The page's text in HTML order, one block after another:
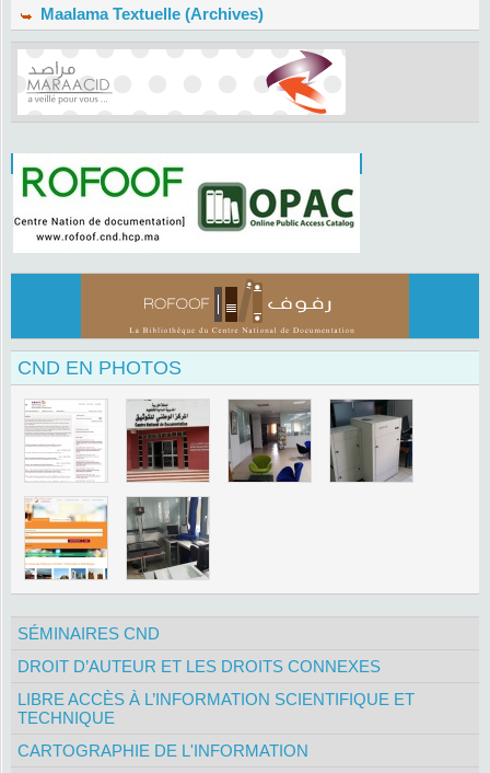
Maalama Textuelle (Archives)
CND EN PHOTOS
SÉMINAIRES CND
DROIT D’AUTEUR ET LES DROITS CONNEXES
LIBRE ACCÈS À L’INFORMATION SCIENTIFIQUE ET
TECHNIQUE
CARTOGRAPHIE DE L'INFORMATION